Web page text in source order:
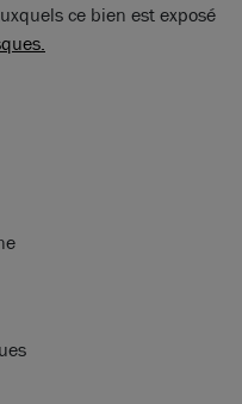
ce bien est exposé